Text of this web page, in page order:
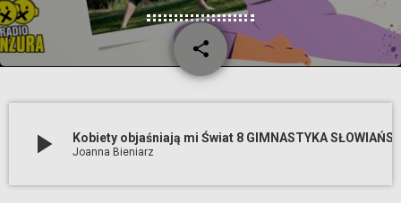
share
email
play_arrow Joanna Bieniarz